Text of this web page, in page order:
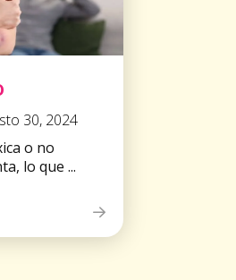
30, 2024
o no
lo que ...